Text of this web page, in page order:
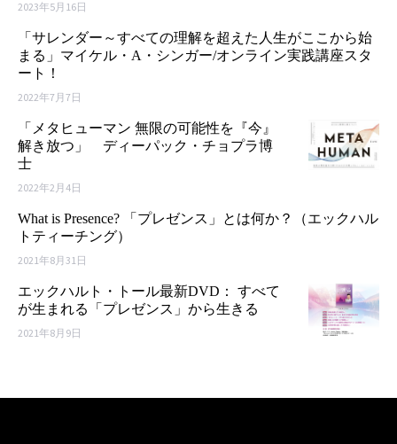
2023年5月16日
「サレンダー～すべての理解を超えた人生がここから始
まる」マイケル・A・シンガー/オンライン実践講座スタ
ート！
2022年7月7日
「メタヒューマン 無限の可能性を『今』
解き放つ」 ディーパック・チョプラ博
士
2022年2月4日
What is Presence? 「プレゼンス」とは何か？（エックハル
トティーチング）
2021年8月31日
エックハルト・トール最新DVD： すべて
が生まれる「プレゼンス」から生きる
2021年8月9日